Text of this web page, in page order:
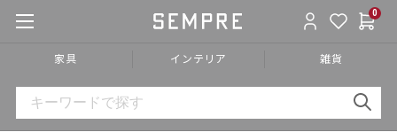
0
家具 インテリア 雑貨